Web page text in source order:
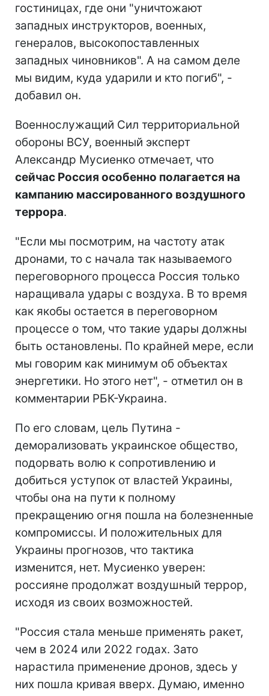
гостиницах, где они "уничтожают
западных инструкторов, военных,
генералов, высокопоставленных
западных чиновников". А на самом деле
мы видим, куда ударили и кто погиб", -
добавил он.
Военнослужащий Сил территориальной
обороны ВСУ, военный эксперт
Александр Мусиенко отмечает, что
сейчас Россия особенно полагается на
кампанию массированного воздушного
террора.
"Если мы посмотрим, на частоту атак
дронами, то с начала так называемого
переговорного процесса Россия только
наращивала удары с воздуха. В то время
как якобы остается в переговорном
процессе о том, что такие удары должны
быть остановлены. По крайней мере, если
мы говорим как минимум об объектах
энергетики. Но этого нет", - отметил он в
комментарии РБК-Украина.
По его словам, цель Путина -
деморализовать украинское общество,
подорвать волю к сопротивлению и
добиться уступок от властей Украины,
чтобы она на пути к полному
прекращению огня пошла на болезненные
компромиссы. И положительных для
Украины прогнозов, что тактика
изменится, нет. Мусиенко уверен:
россияне продолжат воздушный террор,
исходя из своих возможностей.
"Россия стала меньше применять ракет,
чем в 2024 или 2022 годах. Зато
нарастила применение дронов, здесь у
них пошла кривая вверх. Думаю, именно